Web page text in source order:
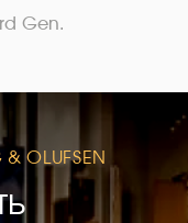
Gen.
OLUFSEN